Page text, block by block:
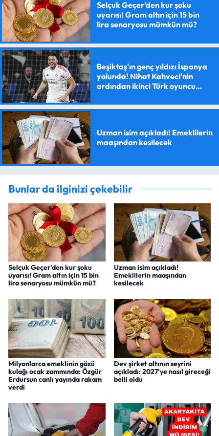
Selçuk Geçer'den kur şoku
uyarısı! Gram altın için 15 bin
lira senaryosu mümkün mü?
Beşiktaş'ın genç yıldızı İspanya
yolunda! Nihat Kahveci'nin
ardından ikinci Türk oyuncu
Uzman isim açıkladı! Emeklilerin
maaşından kesilecek
Bunlar da ilginizi çekebilir
Selçuk Geçer'den kur şoku
uyarısı! Gram altın için 15 bin
lira senaryosu mümkün mü?
Uzman isim açıkladı!
Emeklilerin maaşından
kesilecek
Milyonlarca emeklinin gözü
kulağı ocak zammında: Özgür
Erdursun canlı yayında rakam
verdi
Dev şirket altının seyrini
açıkladı: 2027’ye nasıl gireceği
belli oldu